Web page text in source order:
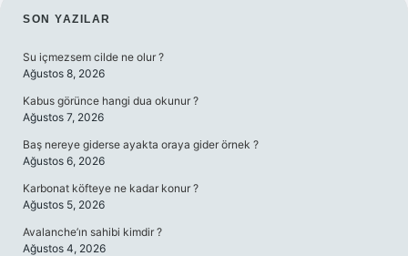
SIDEBAR
SON YAZILAR
Su içmezsem cilde ne olur ?
Ağustos 8, 2026
Kabus görünce hangi dua okunur ?
Ağustos 7, 2026
Baş nereye giderse ayakta oraya gider örnek ?
Ağustos 6, 2026
Karbonat köfteye ne kadar konur ?
Ağustos 5, 2026
Avalanche’ın sahibi kimdir ?
Ağustos 4, 2026